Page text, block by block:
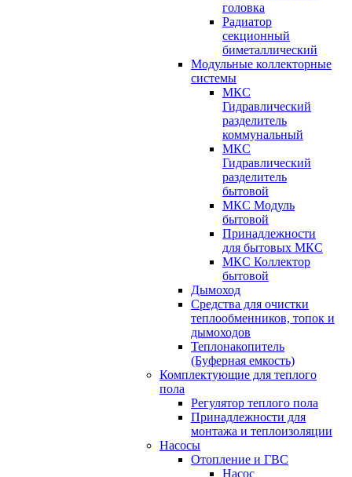
головка
Радиатор
секционный
биметаллический
Модульные коллекторные
системы
МКС
Гидравлический
разделитель
коммунальный
МКС
Гидравлический
разделитель
бытовой
МКС Модуль
бытовой
Принадлежности
для бытовых МКС
МКС Коллектор
бытовой
Дымоход
Средства для очистки
теплообменников, топок и
дымоходов
Теплонакопитель
(Буферная емкость)
Комплектующие для теплого
пола
Регулятор теплого пола
Принадлежности для
монтажа и теплоизоляции
Насосы
Отопление и ГВС
Насос